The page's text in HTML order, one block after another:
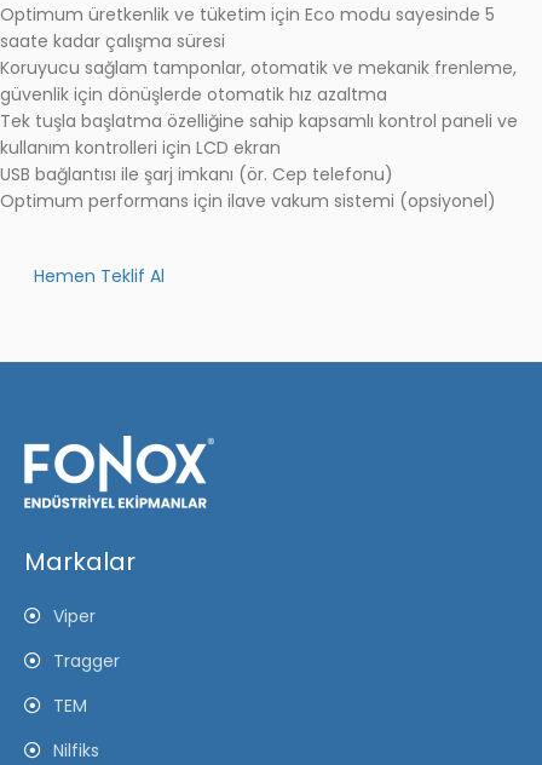
Optimum üretkenlik ve tüketim için Eco modu sayesinde 5
saate kadar çalışma süresi
Koruyucu sağlam tamponlar, otomatik ve mekanik frenleme,
güvenlik için dönüşlerde otomatik hız azaltma
Tek tuşla başlatma özelliğine sahip kapsamlı kontrol paneli ve
kullanım kontrolleri için LCD ekran
USB bağlantısı ile şarj imkanı (ör. Cep telefonu)
Optimum performans için ilave vakum sistemi (opsiyonel)
Hemen Teklif Al
Markalar
Viper
Tragger
TEM
Nilfiks